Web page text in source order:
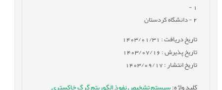
-
2- دانشگاه کردستان
تاریخ دریافت : 1403/01/31
تاریخ پذیرش : 1403/07/16
تاریخ انتشار : 1403/09/17
کلید واژه:سیستم تشخیص نفوذ,الگوریتم گرگ خاکستری,